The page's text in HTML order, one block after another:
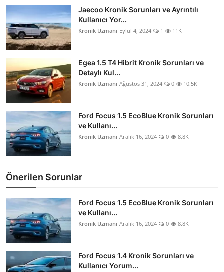
Jaecoo Kronik Sorunları ve Ayrıntılı
Kullanıcı Yor...
Kronik Uzmanı Eylül 4, 2024 1 11K
Egea 1.5 T4 Hibrit Kronik Sorunları ve
Detaylı Kul...
Kronik Uzmanı Ağustos 31, 2024 0 10.5K
Ford Focus 1.5 EcoBlue Kronik Sorunları
ve Kullanı...
Kronik Uzmanı Aralık 16, 2024 0 8.8K
Önerilen Sorunlar
Ford Focus 1.5 EcoBlue Kronik Sorunları
ve Kullanı...
Kronik Uzmanı Aralık 16, 2024 0 8.8K
Ford Focus 1.4 Kronik Sorunları ve
Kullanıcı Yorum...